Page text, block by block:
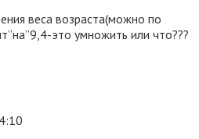
веса возраста(можно по
это умножить или что???